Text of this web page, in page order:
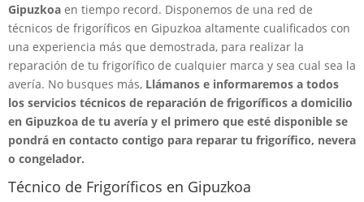
Gipuzkoa en tiempo record. Disponemos de una red de
técnicos de frigoríficos en Gipuzkoa altamente cualificados con
una experiencia más que demostrada, para realizar la
reparación de tu frigorífico de cualquier marca y sea cual sea la
avería. No busques más, Llámanos e informaremos a todos
los servicios técnicos de reparación de frigoríficos a domicilio
en Gipuzkoa de tu avería y el primero que esté disponible se
pondrá en contacto contigo para reparar tu frigorífico, nevera
o congelador.
Técnico de Frigoríficos en Gipuzkoa